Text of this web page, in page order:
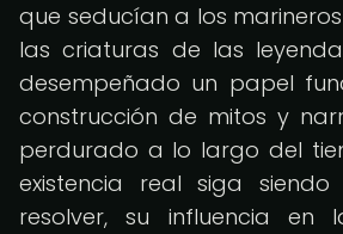
que seducían a los
las criaturas de las
desempeñado un papel
construcción de mitos y
perdurado a lo largo del
existencia real siga
resolver, su influencia